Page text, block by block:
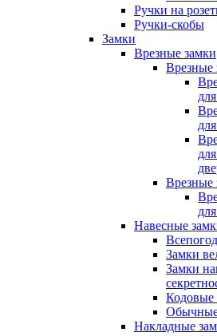
Ручки на
Ручки-скобы
Замки
Врезные замки
Врезные
Врезные
Навесные
Замки
Замки
Кодовые
Обычные
Накладные